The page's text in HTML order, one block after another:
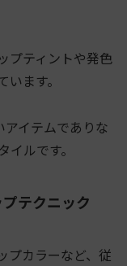
プティントや発色
ます。
イテムでありな
ルです。
テクニック
プカラーなど、従